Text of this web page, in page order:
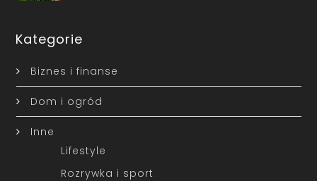
Kategorie
Biznes i finanse
Dom i ogród
Inne
Lifestyle
Rozrywka i sport